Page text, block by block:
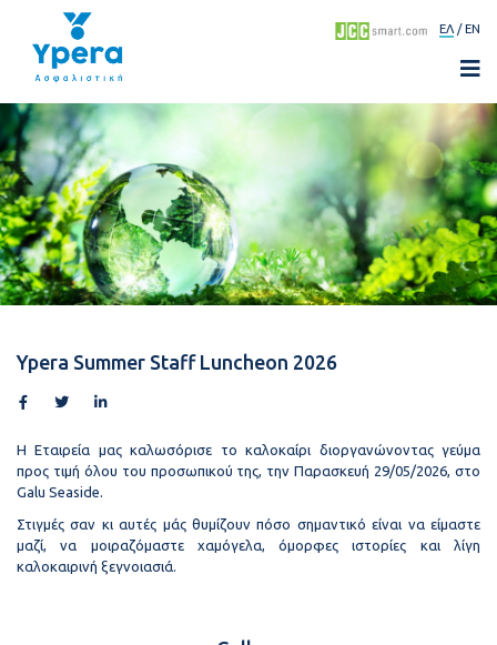
ΕΛ EN
Ypera Summer Staff Luncheon 2026
Η Εταιρεία μας καλωσόρισε το καλοκαίρι διοργανώνοντας γεύμα
προς τιμή όλου του προσωπικού της, την Παρασκευή 29/05/2026, στο
Galu Seaside.
Στιγμές σαν κι αυτές μάς θυμίζουν πόσο σημαντικό είναι να είμαστε
μαζί, να μοιραζόμαστε χαμόγελα, όμορφες ιστορίες και λίγη
καλοκαιρινή ξεγνοιασιά.